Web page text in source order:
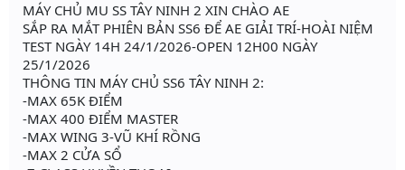
MÁY CHỦ MU SS TÂY NINH 2 XIN CHÀO AE
SẮP RA MẮT PHIÊN BẢN SS6 ĐỂ AE GIẢI TRÍ-HOÀI NIỆM
TEST NGÀY 14H 24/1/2026-OPEN 12H00 NGÀY
25/1/2026
THÔNG TIN MÁY CHỦ SS6 TÂY NINH 2:
-MAX 65K ĐIỂM
-MAX 400 ĐIỂM MASTER
-MAX WING 3-VŨ KHÍ RỒNG
-MAX 2 CỬA SỔ